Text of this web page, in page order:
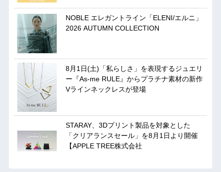
NOBLE エレガントライン「ELENI/エルニ」
2026 AUTUMN COLLECTION
8月1日(土)「私らしさ」を表現するジュエリ
ー『As-me RULE』からプラチナ素材の新作
Vラインネックレスが登場
STARAY、3Dプリント製品を対象とした
「クリアランスセール」を8月1日より開催
【APPLE TREE株式会社